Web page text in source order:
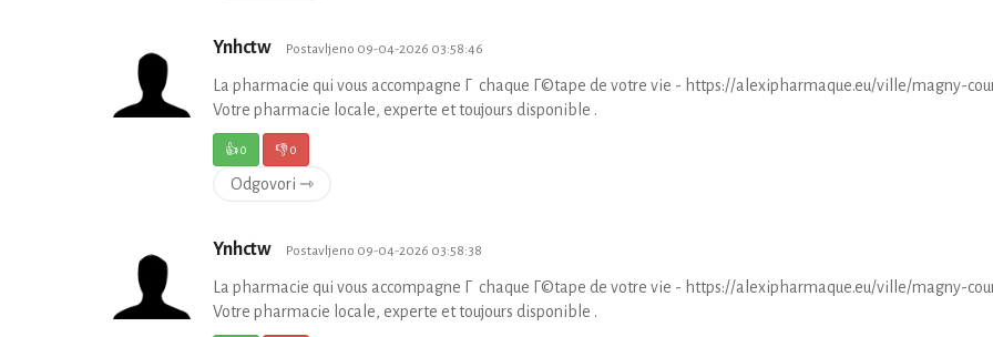
Ynhctw Postavljeno 09-04-2026 03:58:46
La pharmacie qui vous accompagne Г chaque Г©tape de votre vie - https://alexipharmaque.eu/ville/magny-
Votre pharmacie locale, experte et toujours disponible .
👍0 👎0
Odgovori ⇾
Ynhctw Postavljeno 09-04-2026 03:58:38
La pharmacie qui vous accompagne Г chaque Г©tape de votre vie - https://alexipharmaque.eu/ville/magny-
Votre pharmacie locale, experte et toujours disponible .